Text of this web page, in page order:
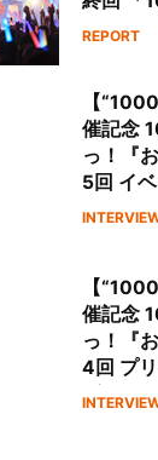
REPORT
【
催記念
っ！『
5回 イ
1000ち
【
催記念
っ！『
4回 プ
ビュー